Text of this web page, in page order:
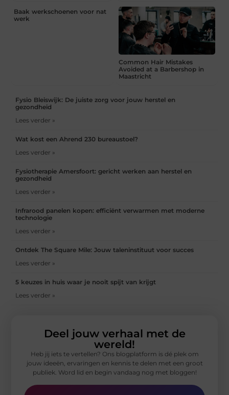
Baak werkschoenen voor nat
werk
Common Hair Mistakes
Avoided at a Barbershop in
Maastricht
Fysio Bleiswijk: De juiste zorg voor jouw herstel en
gezondheid
Lees verder »
Wat kost een Ahrend 230 bureaustoel?
Lees verder »
Fysiotherapie Amersfoort: gericht werken aan herstel en
gezondheid
Lees verder »
Infrarood panelen kopen: efficiënt verwarmen met moderne
technologie
Lees verder »
Ontdek The Square Mile: Jouw taleninstituut voor succes
Lees verder »
5 keuzes in huis waar je nooit spijt van krijgt
Lees verder »
Deel jouw verhaal met de
wereld!
Heb jij iets te vertellen? Ons blogplatform is dé plek om
jouw ideeën, ervaringen en kennis te delen met een groot
publiek. Word lid en begin vandaag nog met bloggen!